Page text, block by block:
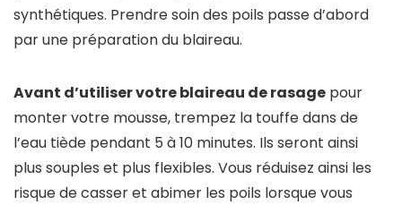
synthétiques. Prendre soin des poils passe d’abord
par une préparation du blaireau.
Avant d’utiliser votre blaireau de rasage pour
monter votre mousse, trempez la touffe dans de
l’eau tiède pendant 5 à 10 minutes. Ils seront ainsi
plus souples et plus flexibles. Vous réduisez ainsi les
risque de casser et abimer les poils lorsque vous